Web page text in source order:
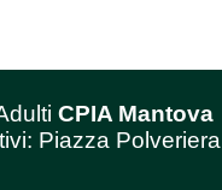
CPIA Mantova
Piazza